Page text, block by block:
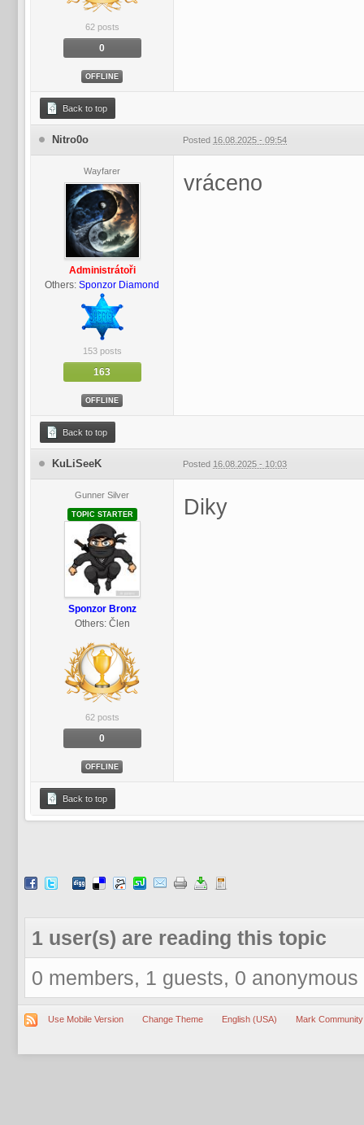
62 posts
0
OFFLINE
Back to top
Nitro0o Posted 16.08.2025 - 09:54
Wayfarer
Administrátoři
Others: Sponzor Diamond
153 posts
163
OFFLINE
vráceno
Back to top
KuLiSeeK Posted 16.08.2025 - 10:03
Gunner Silver
TOPIC STARTER
Sponzor Bronz
Others: Člen
62 posts
0
OFFLINE
Diky
Back to top
1 user(s) are reading this topic
0 members, 1 guests, 0 anonymous
Use Mobile Version Change Theme English (USA) Mark